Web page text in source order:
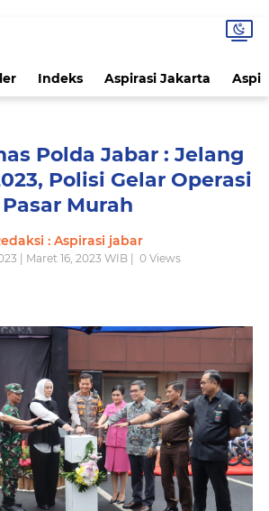
Indeks Aspirasi Jakarta
Polda Jabar : Jelang
Polisi Gelar Operasi
Pasar Murah
: Aspirasi jabar
| Maret 16, 2023 WIB | 0Views